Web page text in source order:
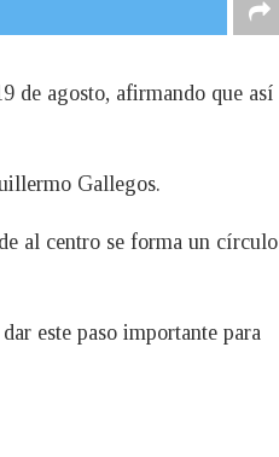
de agosto, afirmando que así
Gallegos.
al centro se forma un círculo
este paso importante para